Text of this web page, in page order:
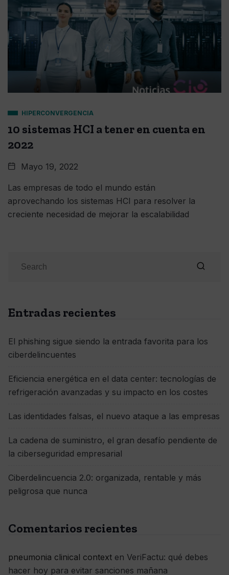
HIPERCONVERGENCIA
10 sistemas HCI a tener en cuenta en
2022
Mayo 19, 2022
Las empresas de todo el mundo están
aprovechando los sistemas HCI para resolver la
creciente necesidad de mejorar la escalabilidad
Entradas recientes
El phishing sigue siendo la entrada favorita para los
ciberdelincuentes
Eficiencia energética en el data center: tecnologías de
refrigeración avanzadas y su impacto en los costes
Las identidades falsas, el nuevo ataque a las empresas
La cadena de suministro, el gran desafío pendiente de
la ciberseguridad empresarial
Ciberdelincuencia 2.0: organizada, rentable y más
peligrosa que nunca
Comentarios recientes
pneumonia clinical context en VeriFactu: qué debes
hacer hoy para evitar sanciones mañana